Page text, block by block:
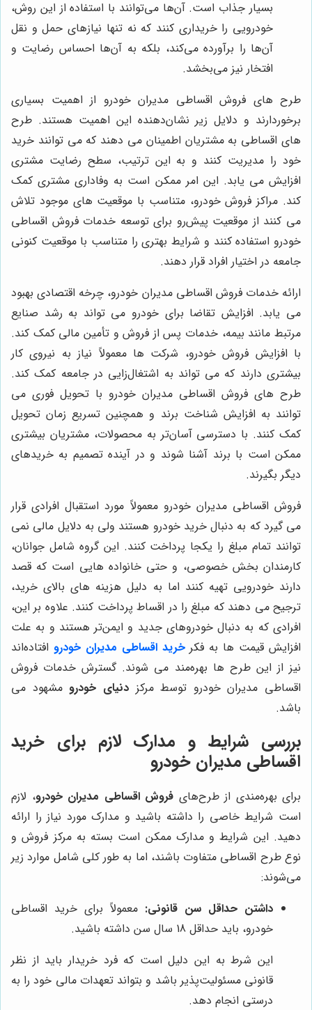
بسیار جذاب است. آن‌ها می‌توانند با استفاده از این روش،
خودرویی را خریداری کنند که نه تنها نیازهای حمل و نقل
آن‌ها را برآورده می‌کند، بلکه به آن‌ها احساس رضایت و
افتخار نیز می‌بخشد.
طرح های فروش اقساطی مدیران خودرو از اهمیت بسیاری
برخوردارند و دلایل زیر نشان‌دهنده این اهمیت هستند. طرح
های اقساطی به مشتریان اطمینان می دهند که می توانند خرید
خود را مدیریت کنند و به این ترتیب، سطح رضایت مشتری
افزایش می یابد. این امر ممکن است به وفاداری مشتری کمک
کند. مراکز فروش خودرو، متناسب با موقعیت های موجود تلاش
می کنند از موقعیت پیش‌رو برای توسعه خدمات فروش اقساطی
خودرو استفاده کنند و شرایط بهتری را متناسب با موقعیت کنونی
جامعه در اختیار افراد قرار دهند.
ارائه خدمات فروش اقساطی مدیران خودرو، چرخه اقتصادی بهبود
می یابد. افزایش تقاضا برای خودرو می تواند به رشد صنایع
مرتبط مانند بیمه، خدمات پس از فروش و تأمین مالی کمک کند.
با افزایش فروش خودرو، شرکت ها معمولاً نیاز به نیروی کار
بیشتری دارند که می تواند به اشتغال‌زایی در جامعه کمک کند.
طرح های فروش اقساطی مدیران خودرو با تحویل فوری می
توانند به افزایش شناخت برند و همچنین تسریع زمان تحویل
کمک کنند. با دسترسی آسان‌تر به محصولات، مشتریان بیشتری
ممکن است با برند آشنا شوند و در آینده تصمیم به خریدهای
دیگر بگیرند.
فروش اقساطی مدیران خودرو معمولاً مورد استقبال افرادی قرار
می گیرد که به دنبال خرید خودرو هستند ولی به دلایل مالی نمی
توانند تمام مبلغ را یکجا پرداخت کنند. این گروه شامل جوانان،
کارمندان بخش خصوصی، و حتی خانواده هایی است که قصد
دارند خودرویی تهیه کنند اما به دلیل هزینه های بالای خرید،
ترجیح می دهند که مبلغ را در اقساط پرداخت کنند. علاوه بر این،
افرادی که به دنبال خودروهای جدید و ایمن‌تر هستند و به علت
افزایش قیمت ها به فکرخرید اقساطی مدیران خودرو افتاده‌اند
نیز از این طرح ها بهره‌مند می شوند. گسترش خدمات فروش
اقساطی مدیران خودرو توسط مرکزدنیای خودرو مشهود می
باشد.
بررسی شرایط و مدارک لازم برای خرید
اقساطی مدیران خودرو
برای بهره‌مندی از طرح‌های فروش اقساطی مدیران خودرو، لازم
است شرایط خاصی را داشته باشید و مدارک مورد نیاز را ارائه
دهید. این شرایط و مدارک ممکن است بسته به مرکز فروش و
نوع طرح اقساطی متفاوت باشند، اما به طور کلی شامل موارد زیر
می‌شوند:
داشتن حداقل سن قانونی: معمولاً برای خرید اقساطی
خودرو، باید حداقل 18 سال سن داشته باشید.
این شرط به این دلیل است که فرد خریدار باید از نظر
قانونی مسئولیت‌پذیر باشد و بتواند تعهدات مالی خود را به
درستی انجام دهد.